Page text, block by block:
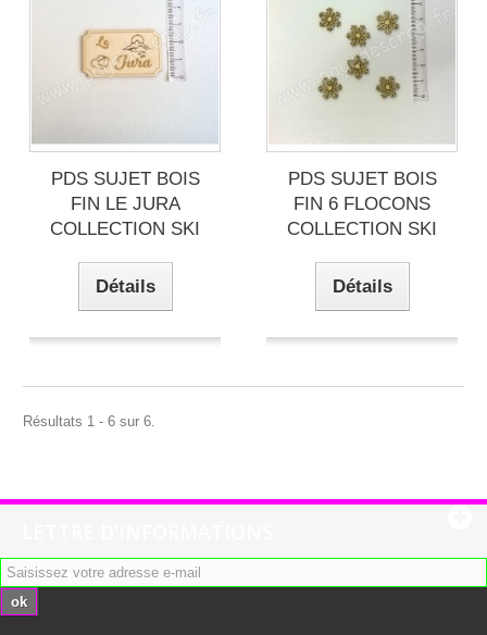
PDS SUJET BOIS
FIN LE JURA
COLLECTION SKI
Détails
PDS SUJET BOIS
FIN 6 FLOCONS
COLLECTION SKI
Détails
Résultats 1 - 6 sur 6.
ok